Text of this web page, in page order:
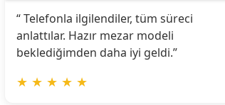
“ Telefonla ilgilendiler, tüm süreci
anlattılar. Hazır mezar modeli
beklediğimden daha iyi geldi.”
★ ★ ★ ★ ★